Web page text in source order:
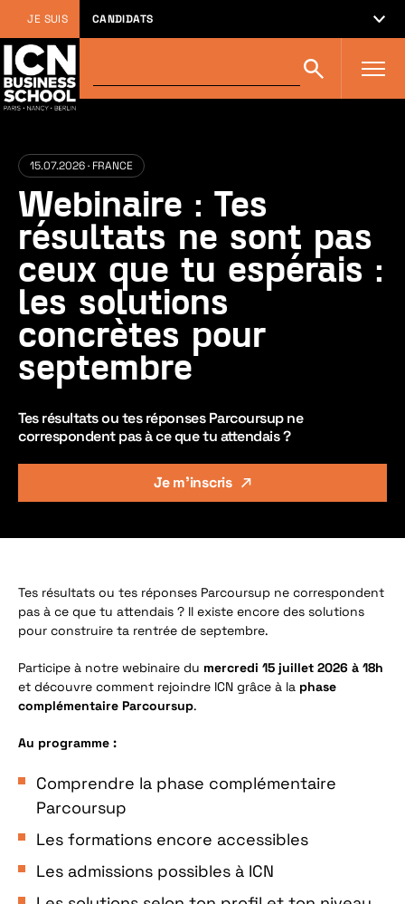
JE SUIS CANDIDATS
sur
icn-
Rechercher
15.07.2026 · FRANCE
Webinaire : Tes
résultats ne sont pas
ceux que tu espérais :
les solutions
concrètes pour
septembre
Tes résultats ou tes réponses Parcoursup ne
correspondent pas à ce que tu attendais ?
Je m'inscris
Tes résultats ou tes réponses Parcoursup ne correspondent
pas à ce que tu attendais ? Il existe encore des solutions
pour construire ta rentrée de septembre.
Participe à notre webinaire du mercredi 15 juillet 2026 à 18h
et découvre comment rejoindre ICN grâce à la phase
complémentaire Parcoursup.
Au programme :
Comprendre la phase complémentaire
Parcoursup
Les formations encore accessibles
Les admissions possibles à ICN